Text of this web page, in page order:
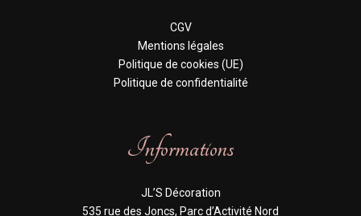
CGV
Mentions légales
Politique de cookies (UE)
Politique de confidentialité
Informations
JL’S Décoration
535 rue des Joncs, Parc d’Activité Nord